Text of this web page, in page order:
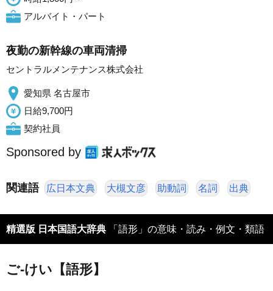
アルバイト・パート
夜勤の新幹線の車両清掃
セントラルメンテナンス株式会社
愛知県 名古屋市
日給9,700円
契約社員
Sponsored by
関連語 広日本文典 大槻文彦 助動詞 名詞 出典
精選版 日本国語大辞典 「語形」の意味・読み・例文・類語
ご‐けい【語形】